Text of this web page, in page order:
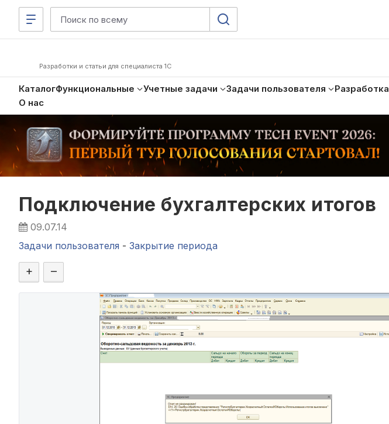
Разработки и статьи для специалиста 1С
КаталогФункциональные Учетные задачи Задачи пользователя Разработка
О нас
Подключение бухгалтерских итогов
09.07.14
Задачи пользователя - Закрытие периода
+ –